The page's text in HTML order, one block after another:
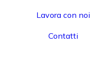
Lavora con noi
Contatti